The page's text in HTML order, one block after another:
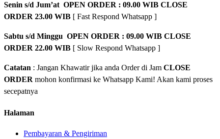
Senin s/d Jum’at OPEN ORDER : 09.00 WIB CLOSE
ORDER 23.00 WIB [ Fast Respond Whatsapp ]
Sabtu s/d Minggu OPEN ORDER : 09.00 WIB CLOSE
ORDER 22.00 WIB [ Slow Respond Whatsapp ]
Catatan : Jangan Khawatir jika anda Order di Jam CLOSE
ORDER mohon konfirmasi ke Whatsapp Kami! Akan kami proses
secepatnya
Halaman
Pembayaran & Pengiriman